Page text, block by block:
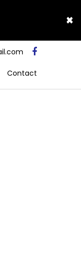
×
Contact